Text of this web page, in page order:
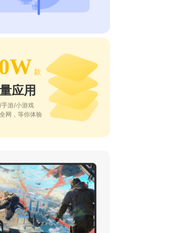
款
应用
手游/小游戏
网，等你体验